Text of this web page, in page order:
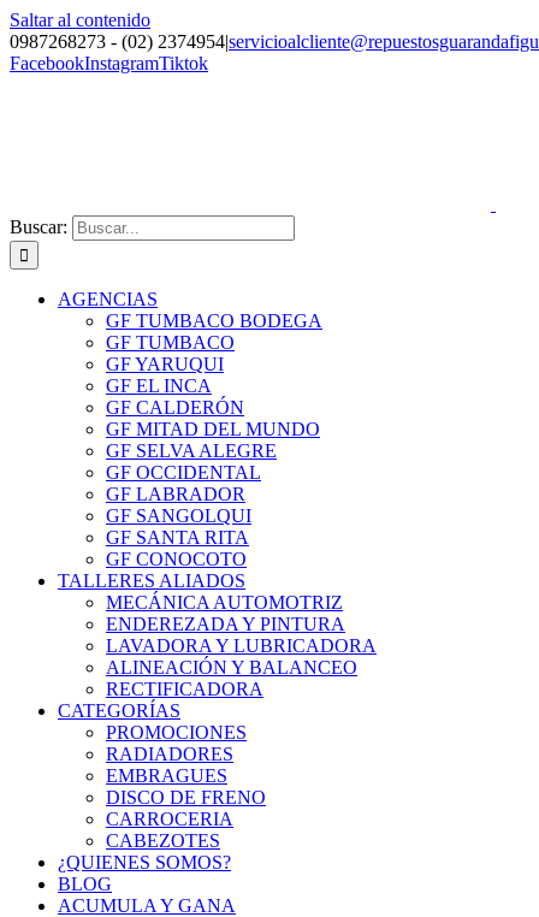
Saltar al contenido
0987268273 - (02) 2374954|
FacebookInstagramTiktok
Buscar:
AGENCIAS
GF TUMBACO BODEGA
GF TUMBACO
GF YARUQUI
GF EL INCA
GF CALDERÓN
GF MITAD DEL MUNDO
GF SELVA ALEGRE
GF OCCIDENTAL
GF LABRADOR
GF SANGOLQUI
GF SANTA RITA
GF CONOCOTO
TALLERES ALIADOS
MECÁNICA AUTOMOTRIZ
ENDEREZADA Y PINTURA
LAVADORA Y LUBRICADORA
ALINEACIÓN Y BALANCEO
RECTIFICADORA
CATEGORÍAS
PROMOCIONES
RADIADORES
EMBRAGUES
DISCO DE FRENO
CARROCERIA
CABEZOTES
¿QUIENES SOMOS?
BLOG
ACUMULA Y GANA